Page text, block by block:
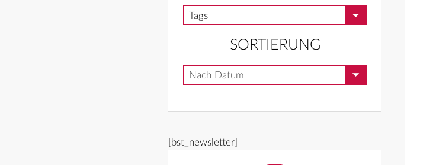
Tags
Tags
SORTIERUNG
Nach Datum
[bst_newsletter]